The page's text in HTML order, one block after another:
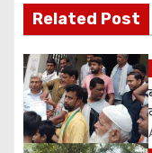
g
a
t
i
Related Post